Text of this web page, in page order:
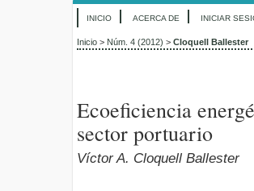
INICIO ACERCA DE INICIAR
Inicio > Núm. 4 (2012) > Cloquell Ballester
Ecoeficiencia
sector portuario
Víctor A. Cloquell Ballester